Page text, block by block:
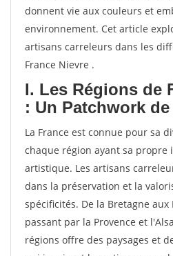
donnent vie aux couleurs et
environnement. Cet article
artisans carreleurs dans les
France Nievre .
I. Les Régions de
: Un Patchwork
La France est connue pour sa
chaque région ayant sa
artistique. Les artisans
dans la préservation et la
spécificités. De la Bretagne aux
passant par la Provence et
régions offre des paysages et